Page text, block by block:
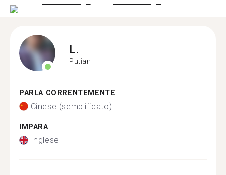
L.
Putian
PARLA CORRENTEMENTE
Cinese (semplificato)
IMPARA
Inglese